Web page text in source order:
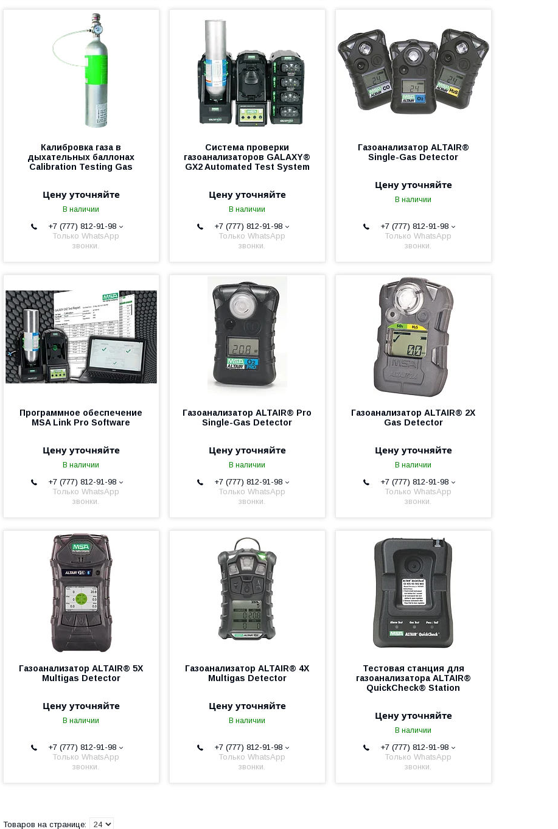
Калибровка газа в
дыхательных баллонах
Calibration Testing Gas
Цену уточняйте
В наличии
+7 (777) 812-91-98
Только WhatsApp
звонки.
Система проверки
газоанализаторов GALAXY®
GX2 Automated Test System
Цену уточняйте
В наличии
+7 (777) 812-91-98
Только WhatsApp
звонки.
Газоанализатор ALTAIR®
Single-Gas Detector
Цену уточняйте
В наличии
+7 (777) 812-91-98
Только WhatsApp
звонки.
Программное обеспечение
MSA Link Pro Software
Цену уточняйте
В наличии
+7 (777) 812-91-98
Только WhatsApp
звонки.
Газоанализатор ALTAIR® Pro
Single-Gas Detector
Цену уточняйте
В наличии
+7 (777) 812-91-98
Только WhatsApp
звонки.
Газоанализатор ALTAIR® 2X
Gas Detector
Цену уточняйте
В наличии
+7 (777) 812-91-98
Только WhatsApp
звонки.
Газоанализатор ALTAIR® 5X
Multigas Detector
Цену уточняйте
В наличии
+7 (777) 812-91-98
Только WhatsApp
звонки.
Газоанализатор ALTAIR® 4X
Multigas Detector
Цену уточняйте
В наличии
+7 (777) 812-91-98
Только WhatsApp
звонки.
Тестовая станция для
газоанализатора ALTAIR®
QuickCheck® Station
Цену уточняйте
В наличии
+7 (777) 812-91-98
Только WhatsApp
звонки.